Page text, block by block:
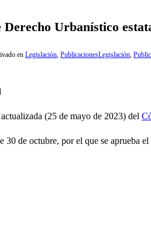
Urbanístico
en Legislación, PublicacionesLegislación,
(25 de mayo de 2023) del
30 de octubre, por el que se aprueba